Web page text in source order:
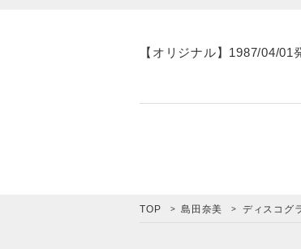
【オリジナル】1987/04/01
TOP 島田奈美 ディスコグ